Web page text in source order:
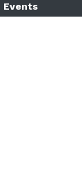
Events